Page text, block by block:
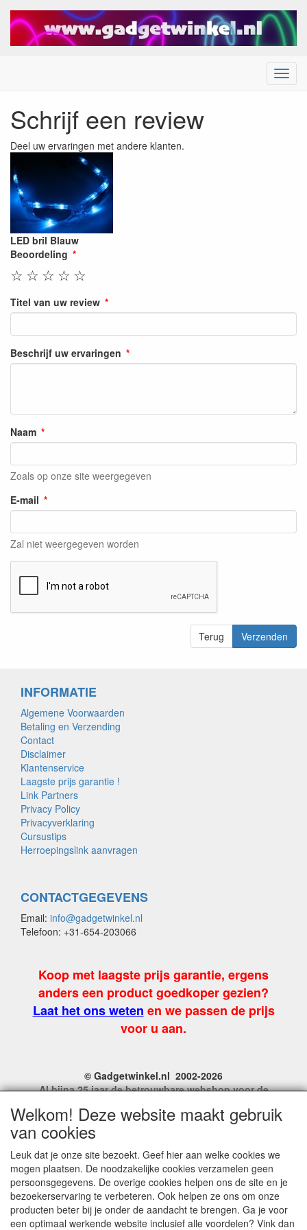
Menu
Schrijf een review
Deel uw ervaringen met andere klanten.
LED bril Blauw
Beoordeling
☆
☆
☆
☆
☆
Titel van uw review
Beschrijf uw ervaringen
Naam
Zoals op onze site weergegeven
E-mail
Zal niet weergegeven worden
Terug Verzenden
INFORMATIE
Algemene Voorwaarden
Betaling en Verzending
Contact
Disclaimer
Klantenservice
Laagste prijs garantie !
Link Partners
Privacy Policy
Privacyverklaring
Cursustips
Herroepingslink aanvragen
CONTACTGEGEVENS
Email: info@gadgetwinkel.nl
Telefoon: +31-654-203066
Koop met laagste prijs garantie, ergens
anders een product goedkoper gezien?
Laat het ons weten en we passen de prijs
voor u aan.
© Gadgetwinkel.nl 2002-2026
Al bijna 25 jaar de betrouwbare webshop voor de
Site Name, Ownership and Design Copyright by
another website, or otherwise copied or reproduced without
our explicit written permission.
For more information on this site please contact:
webmaster@gadgetwinkel.nl
KvK No. 14060358
Welkom! Deze website maakt gebruik
van cookies
Leuk dat je onze site bezoekt. Geef hier aan welke cookies we
mogen plaatsen. De noodzakelijke cookies verzamelen geen
persoonsgegevens. De overige cookies helpen ons de site en je
bezoekerservaring te verbeteren. Ook helpen ze ons om onze
producten beter bij je onder de aandacht te brengen. Ga je voor
een optimaal werkende website inclusief alle voordelen? Vink dan